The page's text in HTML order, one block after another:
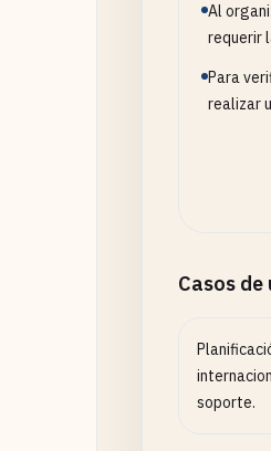
Al
requerir
Para
realizar
Casos de
soporte.